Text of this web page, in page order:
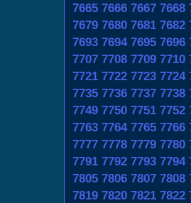
7665 7666 7667 7668
7679 7680 7681 7682
7693 7694 7695 7696
7707 7708 7709 7710
7721 7722 7723 7724
7735 7736 7737 7738
7749 7750 7751 7752
7763 7764 7765 7766
7777 7778 7779 7780
7791 7792 7793 7794
7805 7806 7807 7808
7819 7820 7821 7822